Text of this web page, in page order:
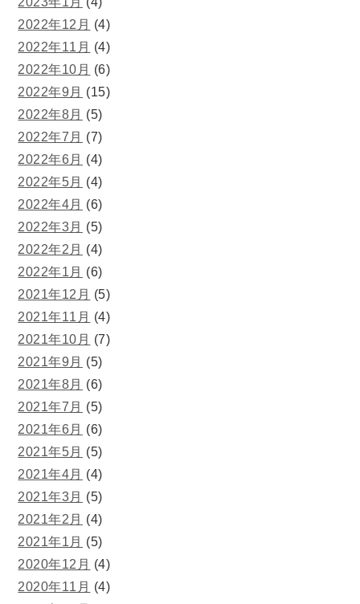
2022年12月 (4)
2022年11月 (4)
2022年10月 (6)
2022年9月 (15)
2022年8月 (5)
2022年7月 (7)
2022年6月 (4)
2022年5月 (4)
2022年4月 (6)
2022年3月 (5)
2022年2月 (4)
2022年1月 (6)
2021年12月 (5)
2021年11月 (4)
2021年10月 (7)
2021年9月 (5)
2021年8月 (6)
2021年7月 (5)
2021年6月 (6)
2021年5月 (5)
2021年4月 (4)
2021年3月 (5)
2021年2月 (4)
2021年1月 (5)
2020年12月 (4)
2020年11月 (4)